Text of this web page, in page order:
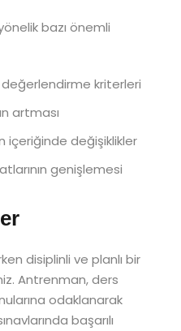
yönelik bazı önemli
değerlendirme kriterleri
artması
içeriğinde değişiklikler
genişlemesi
disiplinli ve planlı bir
Antrenman, ders
odaklanarak
başarılı